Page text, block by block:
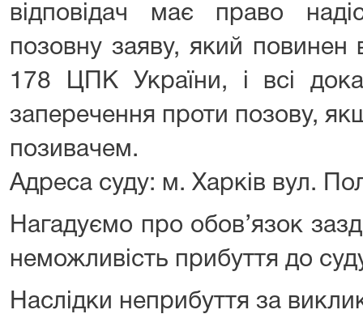
відповідач має право
позовну заяву, який повинен
178 ЦПК України, і всі
заперечення проти позову,
позивачем.
Адреса суду: м. Харків вул.
Нагадуємо про обов’язок
неможливість прибуття до
Наслідки неприбуття за